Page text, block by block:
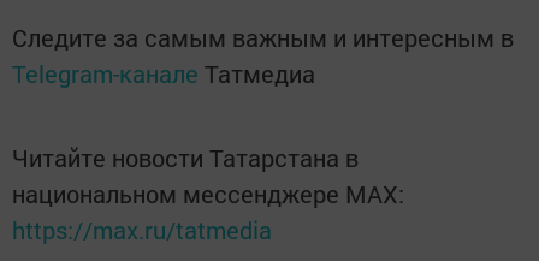
Следите за самым важным и интересным в
Telegram-канале Татмедиа
Читайте новости Татарстана в
национальном мессенджере MАХ:
https://max.ru/tatmedia